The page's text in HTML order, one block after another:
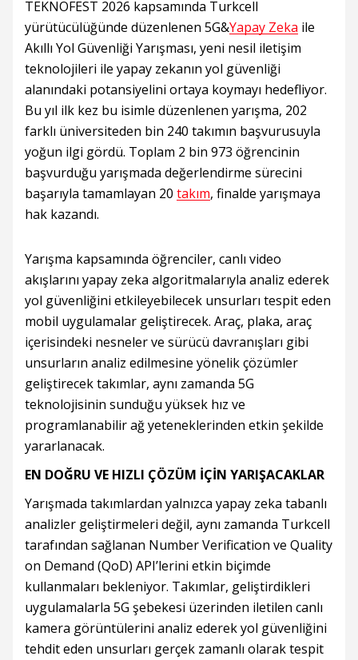
TEKNOFEST 2026 kapsamında Turkcell
yürütücülüğünde düzenlenen 5G&Yapay Zeka ile
Akıllı Yol Güvenliği Yarışması, yeni nesil iletişim
teknolojileri ile yapay zekanın yol güvenliği
alanındaki potansiyelini ortaya koymayı hedefliyor.
Bu yıl ilk kez bu isimle düzenlenen yarışma, 202
farklı üniversiteden bin 240 takımın başvurusuyla
yoğun ilgi gördü. Toplam 2 bin 973 öğrencinin
başvurduğu yarışmada değerlendirme sürecini
başarıyla tamamlayan 20 takım, finalde yarışmaya
hak kazandı.
Yarışma kapsamında öğrenciler, canlı video
akışlarını yapay zeka algoritmalarıyla analiz ederek
yol güvenliğini etkileyebilecek unsurları tespit eden
mobil uygulamalar geliştirecek. Araç, plaka, araç
içerisindeki nesneler ve sürücü davranışları gibi
unsurların analiz edilmesine yönelik çözümler
geliştirecek takımlar, aynı zamanda 5G
teknolojisinin sunduğu yüksek hız ve
programlanabilir ağ yeteneklerinden etkin şekilde
yararlanacak.
EN DOĞRU VE HIZLI ÇÖZÜM İÇİN YARIŞACAKLAR
Yarışmada takımlardan yalnızca yapay zeka tabanlı
analizler geliştirmeleri değil, aynı zamanda Turkcell
tarafından sağlanan Number Verification ve Quality
on Demand (QoD) API’lerini etkin biçimde
kullanmaları bekleniyor. Takımlar, geliştirdikleri
uygulamalarla 5G şebekesi üzerinden iletilen canlı
kamera görüntülerini analiz ederek yol güvenliğini
tehdit eden unsurları gerçek zamanlı olarak tespit